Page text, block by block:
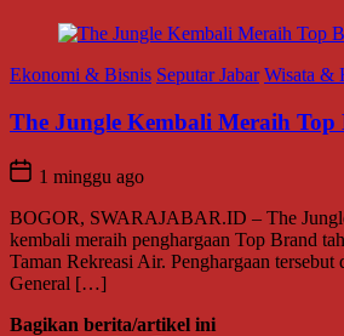
Ekonomi & Bisnis Seputar Jabar Wisata &
The Jungle Kembali Meraih Top
1 minggu ago
BOGOR, SWARAJABAR.ID – The
kembali meraih penghargaan Top Brand
Taman Rekreasi Air. Penghargaan tersebut
General […]
Bagikan berita/artikel ini